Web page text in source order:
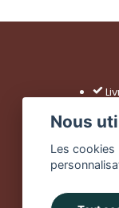
Nous
Les cookies